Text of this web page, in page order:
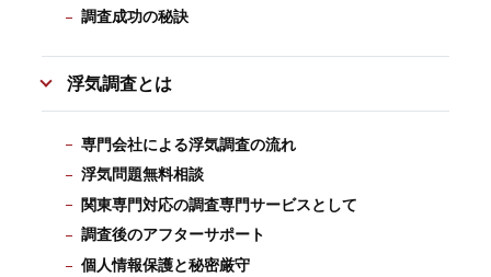
調査成功の秘訣
浮気調査とは
専門会社による浮気調査の流れ
浮気問題無料相談
関東専門対応の調査専門サービスとして
調査後のアフターサポート
個人情報保護と秘密厳守